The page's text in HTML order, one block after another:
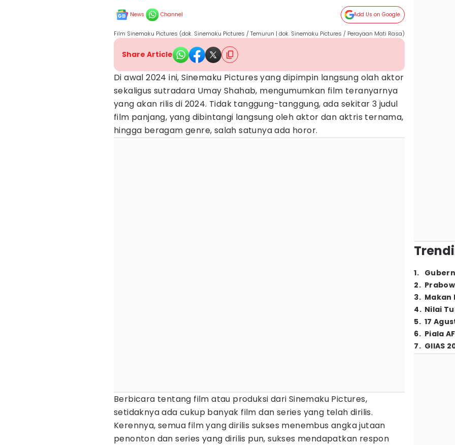
News Channel Add Us on Google
Film Sinemaku Pictures (dok. Sinemaku Pictures / Temurun | dok. Sinemaku Pictures / Perayaan Mati Rasa)
Share Article
Di awal 2024 ini, Sinemaku Pictures yang dipimpin langsung olah aktor
sekaligus sutradara Umay Shahab, mengumumkan film teranyarnya
yang akan rilis di 2024. Tidak tanggung-tanggung, ada sekitar 3 judul
film panjang, yang dibintangi langsung oleh aktor dan aktris ternama,
hingga beragam genre, salah satunya ada horor.
Berbicara tentang film atau produksi dari Sinemaku Pictures,
setidaknya ada cukup banyak film dan series yang telah dirilis.
Kerennya, semua film yang dirilis sukses menembus angka jutaan
penonton dan series yang dirilis pun, sukses mendapatkan respon
1.
2.
3. Makan
4. Nilai
5. 17
6. Piala
7. GIIAS